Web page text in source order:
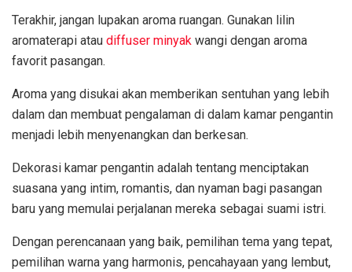
Terakhir, jangan lupakan aroma ruangan. Gunakan lilin
aromaterapi atau diffuser minyak wangi dengan aroma
favorit pasangan.
Aroma yang disukai akan memberikan sentuhan yang lebih
dalam dan membuat pengalaman di dalam kamar pengantin
menjadi lebih menyenangkan dan berkesan.
Dekorasi kamar pengantin adalah tentang menciptakan
suasana yang intim, romantis, dan nyaman bagi pasangan
baru yang memulai perjalanan mereka sebagai suami istri.
Dengan perencanaan yang baik, pemilihan tema yang tepat,
pemilihan warna yang harmonis, pencahayaan yang lembut,